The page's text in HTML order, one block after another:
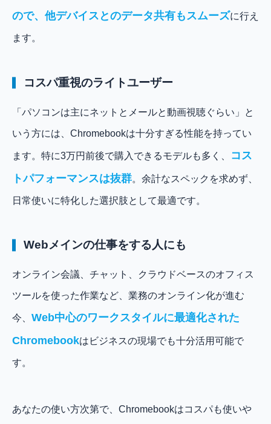
ので、他デバイスとのデータ共有もスムーズに行え
ます。
コスパ重視のライトユーザー
「パソコンは主にネットとメールと動画視聴ぐらい」と
いう方には、Chromebookは十分すぎる性能を持ってい
ます。特に3万円前後で購入できるモデルも多く、
コス
トパフォーマンスは抜群。余計なスペックを求めず、
日常使いに特化した選択肢として最適です。
Webメインの仕事をする人にも
オンライン会議、チャット、クラウドベースのオフィス
ツールを使った作業など、業務のオンライン化が進む
今、 Web中心のワークスタイルに最適化された
Chromebookはビジネスの現場でも十分活用可能で
す。
あなたの使い方次第で、Chromebookはコスパも使いや